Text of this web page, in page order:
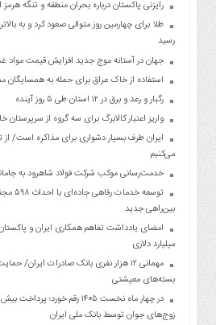
رایزنی پاکستان درباره بحران منطقه و تنگه هرمز
طلا برای چهارمین روز متوالی صعود کرد و به
رسید
جهان در آستانه موج جدید افزایش قیمت مواد
استفاده از خاک عراق برای حمله به
رگبار و رعد و برق در ۱۲ استان طی ۵ روز آینده
واریز اعتبار کالابرگ برای سه گروه از سرپرستان
ایران طرف بسیار دشواری برای مذاکره است/ از
می‌کنیم
خدمت‌رسانی موکب شرکت فولاد شاهرود به
توسعه
بین‌راهی جدید
میلیارد دلاری
مهمانی ۱۲ هزار نفری بانک صادرات ایران/
بسته‌های معیشتی
زوج‌های جوان توسط بانک ملی ایران